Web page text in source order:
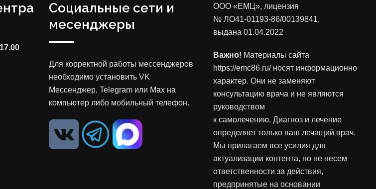
Социальные сети и
месенджеры
Для корректной работы мессенджеров
необходимо установить VK
Мессенджер, Telegram или Max на
компьютер либо мобильный телефон.
ООО «ЕМЦ», лицензия
№ ЛО41-01193-86/00139841,
выдана 01.04.2022
Важно! Материалы сайта
https://emc86.ru/ носят информационно
характер. Они не заменяют
консультацию врача и не являются
руководством
к самолечению. Диагноз и лечение
определяет только ваш лечащий врач.
Мы прилагаем все усилия для
актуализации контента, но не несем
ответственности за действия,
предпринятые на основании